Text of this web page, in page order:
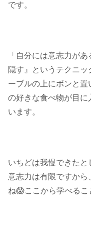
です。
「自分には意志力が
隠す』というテクニ
ーブルの上にボンと
の好きな食べ物が目に
います。
いちどは我慢できたと
意志力は有限ですか
ね😱ここから学べるこ